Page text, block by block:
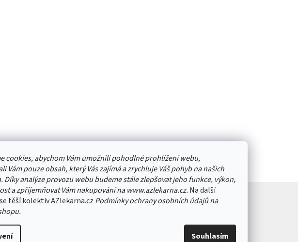
cookies, abychom Vám umožnili pohodlné prohlížení webu,
Vám pouze obsah, který Vás zajímá a zrychluje Váš pohyb na našich
Díky analýze provozu webu budeme stále zlepšovat jeho funkce, výkon,
a zpříjemňovat Vám nakupování na www.azlekarna.cz. Na další
těší kolektiv AZlekarna.cz Podmínky ochrany osobních údajůna
Souhlasím